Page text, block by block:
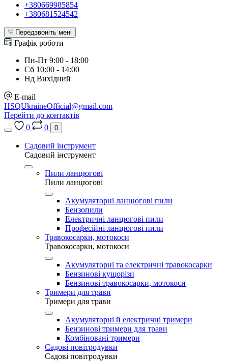
+380669985854
+380681524542
Передзвоніть мені
Графік роботи
Пн-Пт 9:00 - 18:00
Сб 10:00 - 14:00
Нд Вихідний
E-mail
HSQUkraineOfficial@gmail.com
Перейти до контактів
0
0 0
Садовий інструмент
Садовий інструмент
Пили ланцюгові
Пили ланцюгові
Акумуляторні ланцюгові пили
Бензопили
Електричні ланцюгові пили
Професійні ланцюгові пили
Травокосарки, мотокоси
Травокосарки, мотокоси
Акумуляторні та електричні травокосарки
Бензинові кущорізи
Бензинові травокосарки, мотокоси
Тримери для трави
Тримери для трави
Акумуляторні й електричні тримери
Бензинові тримери для трави
Комбіновані тримери
Садові повітродувки
Садові повітродувки